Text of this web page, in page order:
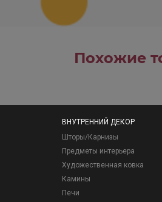
Похожие
ВНУТРЕННИЙ ДЕКОР
Шторы/Карнизы
Предметы интерьера
Художественная ковка
Камины
Печи